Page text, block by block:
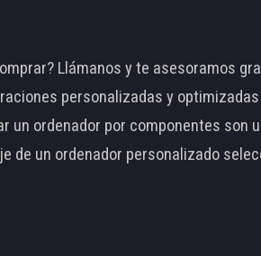
Llámanos y te asesoramos
personalizadas y
un ordenador por componentes son
de un ordenador personalizado